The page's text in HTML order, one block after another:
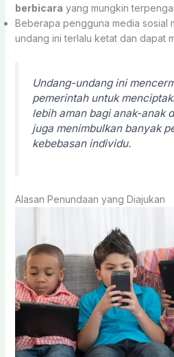
berbicara yang mungkin
Beberapa pengguna media sosial
undang ini terlalu ketat dan dapat
Undang-undang ini
pemerintah untuk
lebih aman bagi anak-anak
juga menimbulkan banyak
kebebasan individu.
Alasan Penundaan yang Diajukan